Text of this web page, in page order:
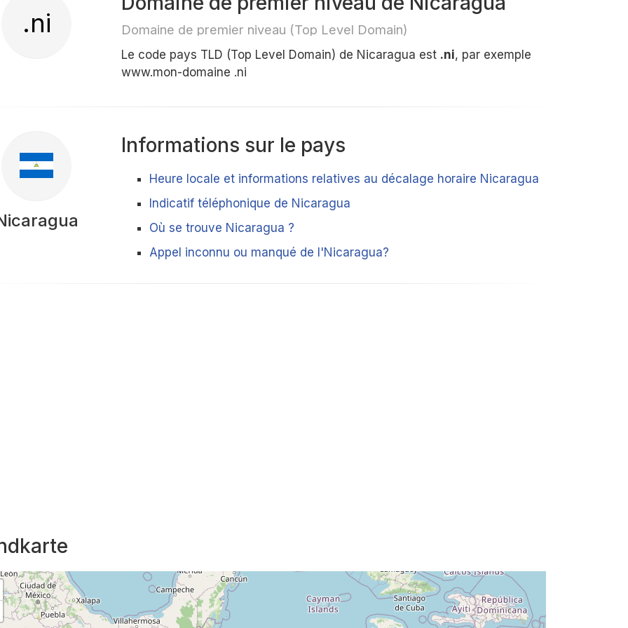
.ni Domaine de premier niveau (Top Level Domain)
Le code pays TLD (Top Level Domain) de Nicaragua est .ni, par exemple
www.mon-domaine .ni
Informations sur le pays
Heure locale et informations relatives au décalage horaire Nicaragua
Indicatif téléphonique de Nicaragua
Où se trouve Nicaragua ?
Appel inconnu ou manqué de l'Nicaragua?